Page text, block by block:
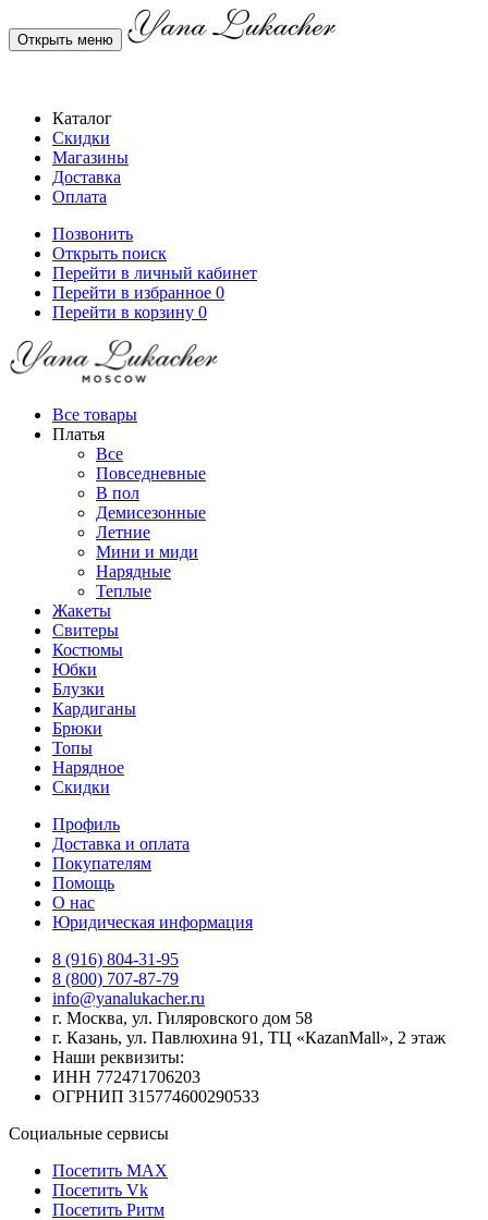
Открыть меню
Каталог
Скидки
Магазины
Доставка
Оплата
Позвонить
Открыть поиск
Перейти в личный кабинет
Перейти в избранное 0
Перейти в корзину 0
Все товары
Платья
Все
Повседневные
В пол
Демисезонные
Летние
Мини и миди
Нарядные
Теплые
Жакеты
Свитеры
Костюмы
Юбки
Блузки
Кардиганы
Брюки
Топы
Нарядное
Скидки
Профиль
Доставка и оплата
Покупателям
Помощь
О нас
Юридическая информация
8 (916) 804-31-95
8 (800) 707-87-79
info@yanalukacher.ru
г. Москва, ул. Гиляровского дом 58
г. Казань, ул. Павлюхина 91, ТЦ «КazanMall», 2 этаж
Наши реквизиты:
ИНН 772471706203
ОГРНИП 315774600290533
Социальные сервисы
Посетить MAX
Посетить Vk
Посетить Ритм